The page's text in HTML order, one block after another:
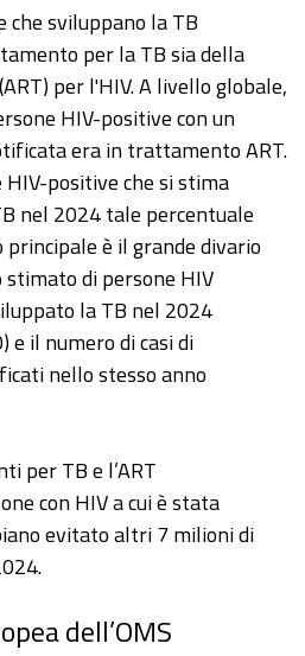
che sviluppano la TB
per la TB sia della
per l'HIV. A livello globale,
HIV-positive con un
era in trattamento ART.
positive che si stima
nel 2024 tale percentuale
principale è il grande divario
di persone HIV
la TB nel 2024
e il numero di casi di
nello stesso anno
per TB e l’ART
con HIV a cui è stata
evitato altri 7 milioni di
dell’OMS